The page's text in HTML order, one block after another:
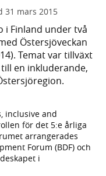
31 mars 2015
i Finland under två
Östersjöveckan
Temat var tillväxt
en inkluderande,
inclusive and
för det 5:e årliga
arrangerades
Forum (BDF) och
i